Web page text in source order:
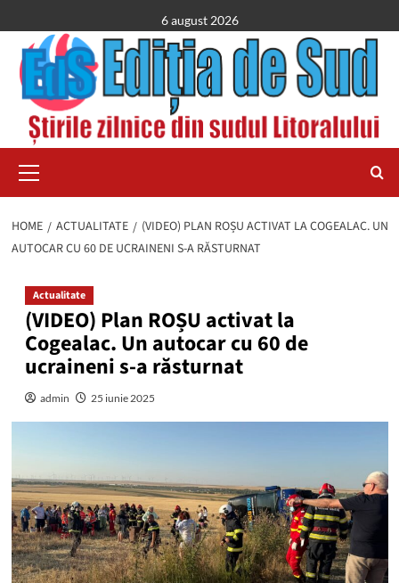
to
content
6 august 2026
Menu
HOME ACTUALITATE
(VIDEO) PLAN ROȘU ACTIVAT LA COGEALAC. UN
AUTOCAR CU 60 DE UCRAINENI S-A RĂSTURNAT
Actualitate
(VIDEO) Plan ROȘU activat la
Cogealac. Un autocar cu 60 de
ucraineni s-a răsturnat
admin 25 iunie 2025